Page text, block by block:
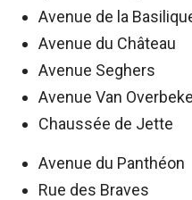
Avenue de la
Avenue du Château
Avenue Seghers
Avenue Van Overbeke
Chaussée de Jette
Avenue du Panthéon
Rue des Braves